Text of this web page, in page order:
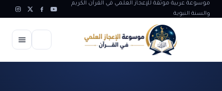
موسوعة عربية موثقة للإعجاز العلمي في القرآن الكريم
والسنة النبوية